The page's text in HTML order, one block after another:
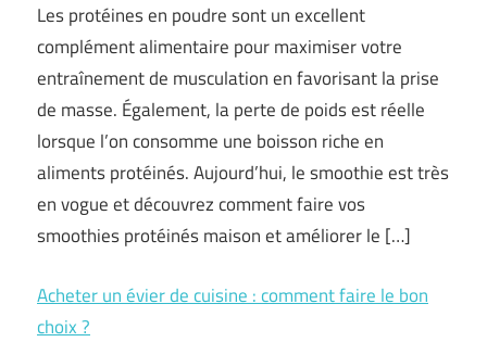
Les protéines en poudre sont un excellent
complément alimentaire pour maximiser votre
entraînement de musculation en favorisant la prise
de masse. Également, la perte de poids est réelle
lorsque l’on consomme une boisson riche en
aliments protéinés. Aujourd’hui, le smoothie est très
en vogue et découvrez comment faire vos
smoothies protéinés maison et améliorer le […]
Acheter un évier de cuisine : comment faire le bon
choix ?